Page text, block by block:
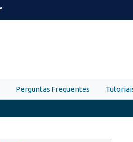
Perguntas Frequentes